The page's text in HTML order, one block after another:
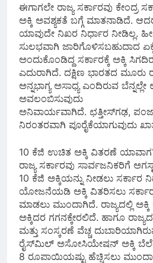
ಈಗಾಗಲೇ ರಾಜ್ಯ ಸರ್ಕಾರವು ಕೇಂದ್ರ
ಅಕ್ಕಿ ಅವಶ್ಯಕತೆ ಬಗ್ಗೆ ಮಾತನಾಡಿದೆ.
ಯಾವುದೇ ನಿಖರ ನಿರ್ಧಾರ ನೀಡಿಲ್ಲ.
ಸುಲಭವಾಗಿ ಜಾರಿಗೊಳಿಸಬಹುದಾದ
ಅಂದುಕೊಂಡಿದ್ದ ಸರ್ಕಾರಕ್ಕೆ ಅಕ್ಕಿ
ಎದುರಾಗಿದೆ. ದಕ್ಷಿಣ ಭಾರತದ ಮೂರು
ಅನ್ನಭಾಗ್ಯ ಅಸಾಧ್ಯ ಎಂದಿರುವ ಬೆನ್ನಲ್ಲೇ
ಅವಲಂಬಿಸುವುದು
ಅನಿವಾರ್ಯವಾಗಿದೆ. ಛತ್ತೀಸ್‌ಗಢ,
ನಿರಂತರವಾಗಿ ಪೂರೈಕೆಯಾಗುವುದು
10 ಕೆಜಿ ಉಚಿತ ಅಕ್ಕಿ ವಿತರಣೆ
ರಾಜ್ಯ ಸರ್ಕಾರವು ಸಾರ್ವಜನಿಕರಿಗೆ
10 ಕೆಜಿ ಅಕ್ಕಿಯನ್ನು ನೀಡಲು ಸರ್ಕಾರ
ಯೋಜನೆಯಡಿ ಅಕ್ಕಿ ವಿತರಿಸಲು
ಮಾಡಲು ಮುಂದಾಗಿದೆ. ರಾಜ್ಯದಲ್ಲಿ
ಅಕ್ಕಿದರ ಗಗನಕ್ಕೇರಲಿದೆ. ಹಾಗೂ
ಮತ್ತು ಸಂಸ್ಕರಣೆ ವೆಚ್ಚ
ರೈಸ್‌ಮಿಲ್ ಅಸೋಸಿಯೇಷನ್‌ ಅಕ್ಕಿ
8 ರೂಪಾಯಿಯಷ್ಟು ಹೆಚ್ಚಿಸಲು